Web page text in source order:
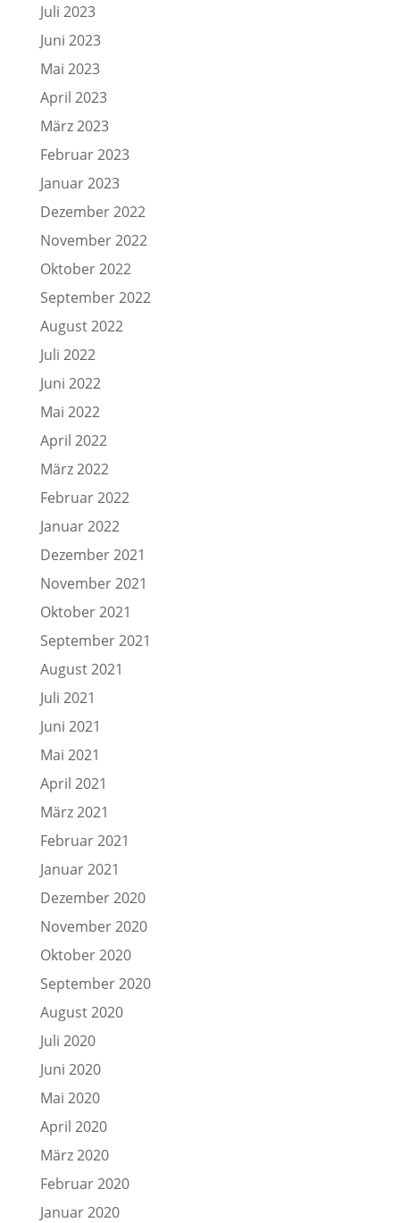
Juli 2023
Juni 2023
Mai 2023
April 2023
März 2023
Februar 2023
Januar 2023
Dezember 2022
November 2022
Oktober 2022
September 2022
August 2022
Juli 2022
Juni 2022
Mai 2022
April 2022
März 2022
Februar 2022
Januar 2022
Dezember 2021
November 2021
Oktober 2021
September 2021
August 2021
Juli 2021
Juni 2021
Mai 2021
April 2021
März 2021
Februar 2021
Januar 2021
Dezember 2020
November 2020
Oktober 2020
September 2020
August 2020
Juli 2020
Juni 2020
Mai 2020
April 2020
März 2020
Februar 2020
Januar 2020